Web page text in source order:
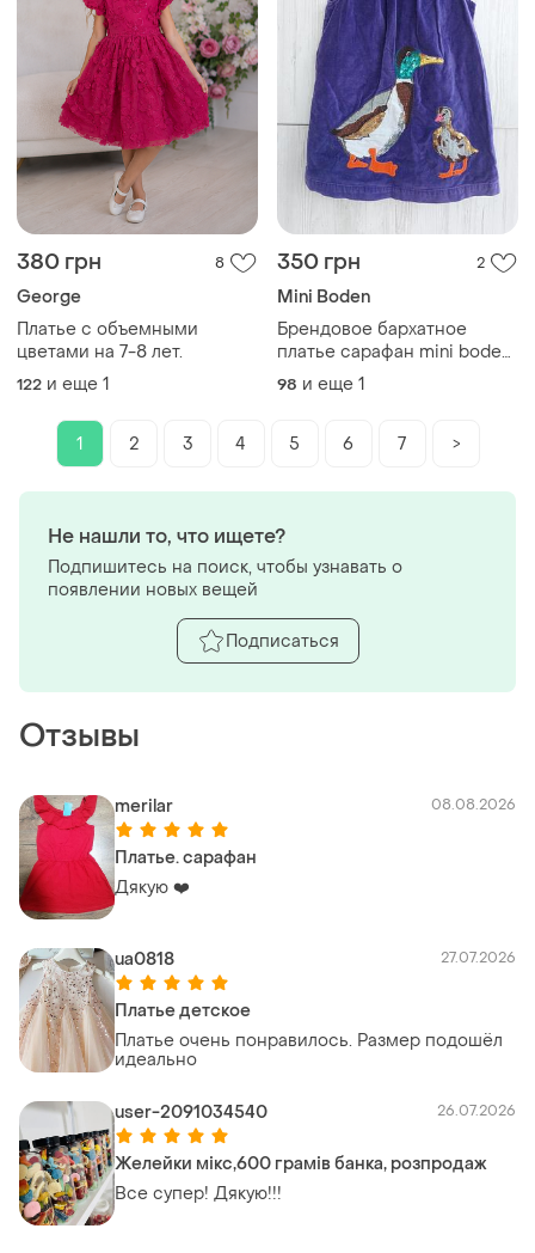
380 грн 8
George
Платье с объемными
цветами на 7-8 лет.
122 и еще 1
350 грн 2
Mini Boden
Брендовое бархатное
платье сарафан mini boden
для девочки 3-4р
98 и еще 1
1 2 3 4 5 6 7 >
Отзывы
merilar 08.08.2026
Платье. сарафан
Дякую ❤️
ua0818 27.07.2026
Платье детское
Платье очень понравилось. Размер подошёл
идеально
user-2091034540 26.07.2026
Желейки мікс,600 грамів банка, розпродаж
Все супер! Дякую!!!
Не нашли то, что ищете?
Подпишитесь на поиск, чтобы узнавать о
появлении новых вещей
Подписаться